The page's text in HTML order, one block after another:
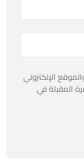
الإلكتروني
المقبلة في